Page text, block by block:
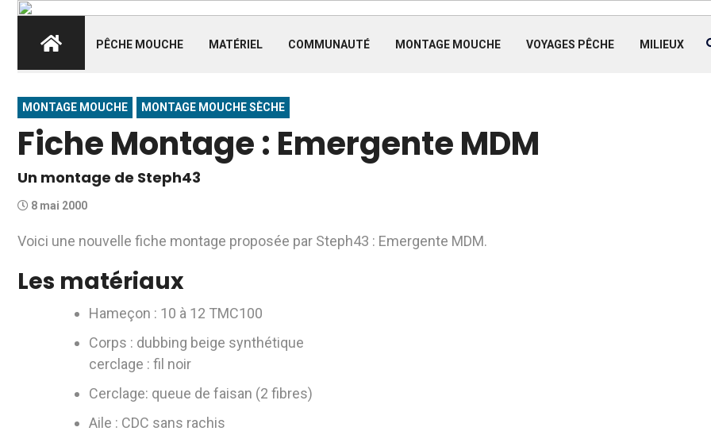
PÊCHE MOUCHE MATÉRIEL COMMUNAUTÉ MONTAGE MOUCHE VOYAGES PÊCHE MILIEUX
MONTAGE MOUCHE MONTAGE MOUCHE SÈCHE
Fiche Montage : Emergente MDM
Un montage de Steph43
8 mai 2000
Voici une nouvelle fiche montage proposée par Steph43 : Emergente MDM.
Les matériaux
Hameçon : 10 à 12 TMC100
Corps : dubbing beige synthétique
cerclage : fil noir
Cerclage: queue de faisan (2 fibres)
Aile : CDC sans rachis